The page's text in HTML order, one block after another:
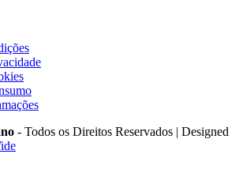
- Todos os Direitos Reservados | Designed